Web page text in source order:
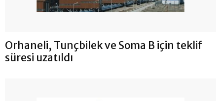
Orhaneli, Tunçbilek ve Soma B için teklif
süresi uzatıldı